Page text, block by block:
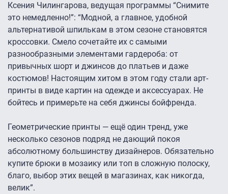
Ксения Чилингарова, ведущая программы “Снимите
это немедленно!”: “Модной, а главное, удобной
альтернативой шпилькам в этом сезоне становятся
кроссовки. Смело сочетайте их с самыми
разнообразными элементами гардероба: от
привычных шорт и джинсов до платьев и даже
костюмов! Настоящим хитом в этом году стали арт-
принты в виде картин на одежде и аксессуарах. Не
бойтесь и примерьте на себя джинсы бойфренда.
Геометрические принты — ещё один тренд, уже
несколько сезонов подряд не дающий покоя
абсолютному большинству дизайнеров. Обязательно
купите брюки в мозаику или топ в сложную полоску,
благо, выбор этих вещей в магазинах, как никогда,
велик”.